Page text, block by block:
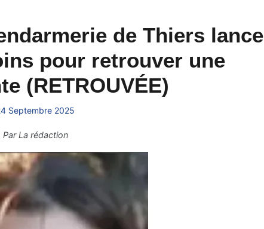
de Thiers lance
pour retrouver une
(RETROUVÉE)
Septembre 2025
ParLa rédaction